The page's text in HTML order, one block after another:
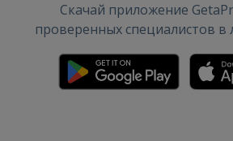
Скачай приложение
проверенных специалистов